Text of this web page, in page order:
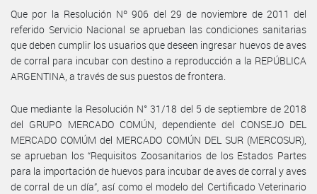
Que por la Resolución Nº 906 del 29 de noviembre de 2011 del
referido Servicio Nacional se aprueban las condiciones sanitarias
que deben cumplir los usuarios que deseen ingresar huevos de aves
de corral para incubar con destino a reproducción a la REPÚBLICA
ARGENTINA, a través de sus puestos de frontera.
Que mediante la Resolución N° 31/18 del 5 de septiembre de 2018
del GRUPO MERCADO COMÚN, dependiente del CONSEJO DEL
MERCADO COMÚM del MERCADO COMÚN DEL SUR (MERCOSUR),
se aprueban los “Requisitos Zoosanitarios de los Estados Partes
para la importación de huevos para incubar de aves de corral y aves
de corral de un día”, así como el modelo del Certificado Veterinario